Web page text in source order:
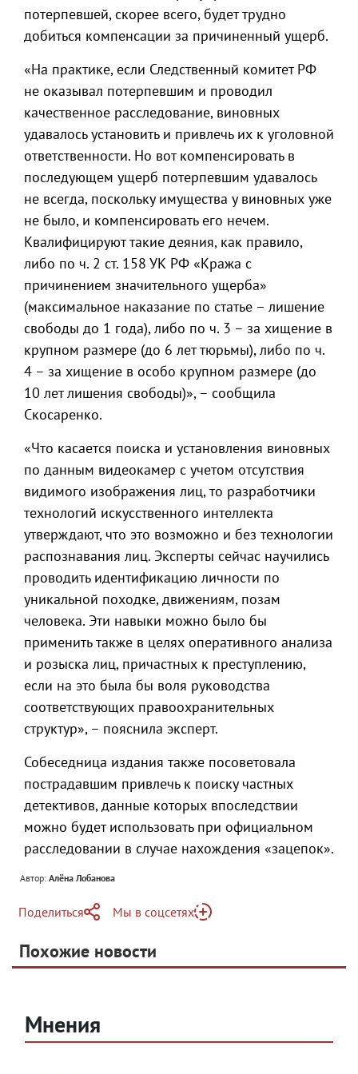
потерпевшей, скорее всего, будет трудно
добиться компенсации за причиненный ущерб.
«На практике, если Следственный комитет РФ
не оказывал потерпевшим и проводил
качественное расследование, виновных
удавалось установить и привлечь их к уголовной
ответственности. Но вот компенсировать в
последующем ущерб потерпевшим удавалось
не всегда, поскольку имущества у виновных уже
не было, и компенсировать его нечем.
Квалифицируют такие деяния, как правило,
либо по ч. 2 ст. 158 УК РФ «Кража с
причинением значительного ущерба»
(максимальное наказание по статье – лишение
свободы до 1 года), либо по ч. 3 – за хищение в
крупном размере (до 6 лет тюрьмы), либо по ч.
4 – за хищение в особо крупном размере (до
10 лет лишения свободы)», – сообщила
Скосаренко.
«Что касается поиска и установления виновных
по данным видеокамер с учетом отсутствия
видимого изображения лиц, то разработчики
технологий искусственного интеллекта
утверждают, что это возможно и без технологии
распознавания лиц. Эксперты сейчас научились
проводить идентификацию личности по
уникальной походке, движениям, позам
человека. Эти навыки можно было бы
применить также в целях оперативного анализа
и розыска лиц, причастных к преступлению,
если на это была бы воля руководства
соответствующих правоохранительных
структур», – пояснила эксперт.
Собеседница издания также посоветовала
пострадавшим привлечь к поиску частных
детективов, данные которых впоследствии
можно будет использовать при официальном
расследовании в случае нахождения «зацепок».
Автор: Алёна Лобанова
Поделиться
Telegram
Одноклассники
Мы в соцсетях
Яндекс Дзен
Похожие новости
Мнения